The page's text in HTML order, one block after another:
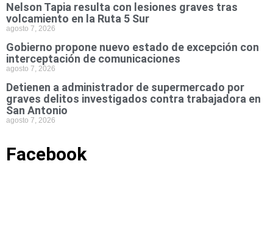
Nelson Tapia resulta con lesiones graves tras
volcamiento en la Ruta 5 Sur
agosto 7, 2026
Gobierno propone nuevo estado de excepción con
interceptación de comunicaciones
agosto 7, 2026
Detienen a administrador de supermercado por
graves delitos investigados contra trabajadora en
San Antonio
agosto 7, 2026
Facebook